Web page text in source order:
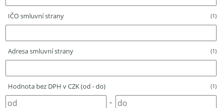
IČO smluvní strany (1)
Adresa smluvní strany (1)
Hodnota bez DPH v CZK (od - do) (1)
-